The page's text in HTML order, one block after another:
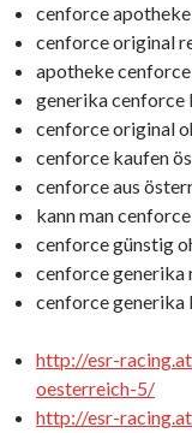
cenforce
cenforce original
apotheke
generika cenforce
cenforce original
cenforce kaufen
cenforce aus
kann man
cenforce günstig
cenforce generika
cenforce generika
http://esr-
oesterreich-5/
http://esr-